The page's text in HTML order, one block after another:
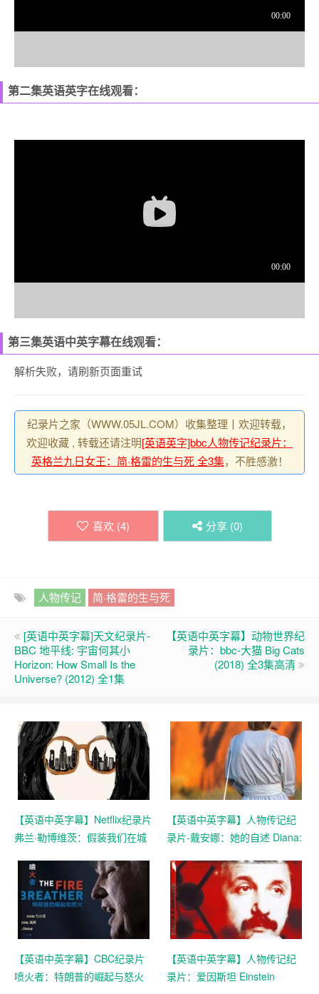
第二集英语英字在线观看：
第三集英语中英字幕在线观看：
解析失败，请刷新页面重试
纪录片之家（WWW.05JL.COM）收集整理丨欢迎转载，
欢迎收藏 , 转载还请注明[英语英字]bbc人物传记纪录片：
英格兰九日女王：简·格雷的生与死 全3集，不胜感激！
喜欢 (4) 分享 (0)
人物传记 简·格雷的生与死
[英语中英字幕]天文纪录片-
BBC 地平线: 宇宙何其小
Horizon: How Small Is the
Universe? (2012) 全1集
【英语中英字幕】动物世界纪
录片：bbc-大猫 Big Cats
(2018) 全3集高清
【英语中英字幕】Netflix纪录片
弗兰·勒博维茨：假装我们在城
7集 高清1080P
【英语中英字幕】人物传记纪
录片-戴安娜：她的自述 Diana:
集 高清720P
【英语中英字幕】CBC纪录片
喷火者：特朗普的崛起与怒火
【英语中英字幕】人物传记纪
录片：爱因斯坦 Einstein